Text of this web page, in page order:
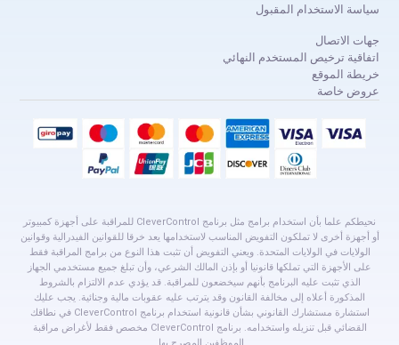
سياسة الاستخدام المقبول
جهات الاتصال
اتفاقية ترخيص المستخدم النهائي
خريطة الموقع
عروض خاصة
نحيطكم علما بأن استخدام برامج مثل برنامج CleverControl للمراقبة على أجهزة كمبيوتر
أو أجهزة أخرى لا تملكون التفويض المناسب لاستخدامها يعد خرقا للقوانين الفيدرالية وقوانين
الولايات في الولايات المتحدة. ويعني التفويض أن تثبت هذا النوع من برامج المراقبة فقط
على الأجهزة التي تملكها قانونيا أو بإذن المالك الشرعي، وأن تبلغ جميع مستخدمي الجهاز
الذي تثبت عليه البرنامج بأنهم سيخضعون للمراقبة. قد يؤدي عدم الالتزام بالشروط
المذكورة أعلاه إلى مخالفة القانون وقد يترتب عليه عقوبات مالية وجنائية. يجب عليك
استشارة مستشارك القانوني بشأن قانونية استخدام برنامج CleverControl في نطاقك
القضائي قبل تنزيله واستخدامه. برنامج CleverControl مخصص فقط لأغراض مراقبة
الموظفين المصرح بها.